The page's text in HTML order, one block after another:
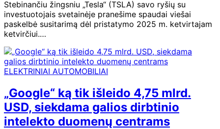
Stebinančiu žingsniu „Tesla“ (TSLA) savo ryšių su
investuotojais svetainėje pranešime spaudai viešai
paskelbė susitarimą dėl pristatymo 2025 m. ketvirtajam
ketvirčiui.…
ELEKTRINIAI AUTOMOBILIAI
„Google“ ką tik išleido 4,75 mlrd.
USD, siekdama galios dirbtinio
intelekto duomenų centrams